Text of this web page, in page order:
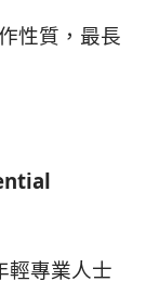
性質，最長
輕專業人士